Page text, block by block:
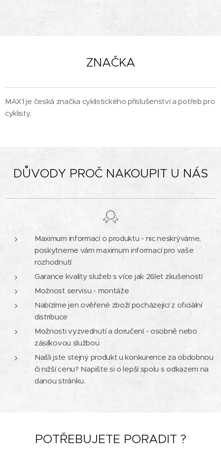
ZNAČKA
MAX1 je česká značka cyklistického příslušenství a potřeb pro
cyklisty.
DŮVODY PROČ NAKOUPIT U NÁS
Maximum informací o produktu - nic neskrýváme,
poskytneme vám maximum informací pro vaše
rozhodnutí
Garance kvality služeb s více jak 26let zkušeností
Možnost servisu - montáže
Nabízíme jen ověřené zboží pocházející z oficiální
distribuce
Možnosti vyzvednutí a doručení - osobně nebo
zásilkovou službou
Našli jste stejný produkt u konkurence za obdobnou
či nižší cenu? Napište si o lepší spolu s odkazem na
danou stránku.
POTŘEBUJETE PORADIT ?